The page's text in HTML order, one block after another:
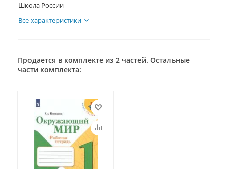
Школа России
Все характеристики
Продается в комплекте из 2 частей. Остальные
части комплекта: